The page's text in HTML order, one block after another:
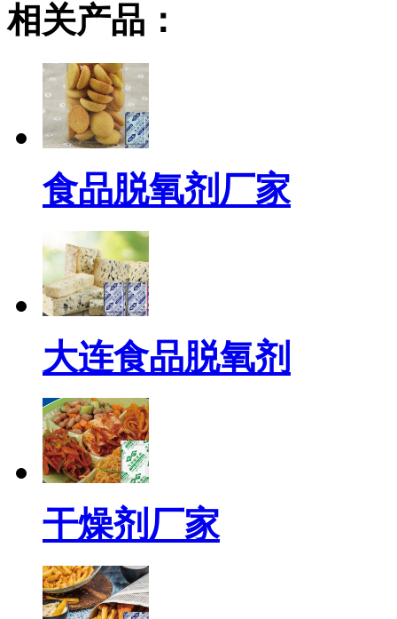
相关产品：
食品脱氧剂厂家
大连食品脱氧剂
干燥剂厂家